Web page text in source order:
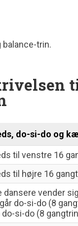
balance-trin.
do-si-do og
til venstre 16
til højre 16
dansere vender
do-si-do (8
do-si-do (8